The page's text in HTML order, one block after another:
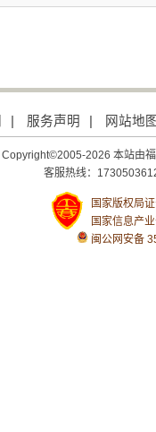
服务声明 网站地
Copyright©2005-2026 本站由
客服热线：
国家版权局
国家信息产
闽公网安备